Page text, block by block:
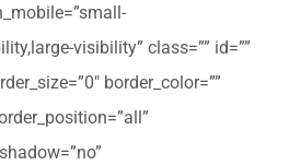
visibility” class=”” id=””
border_color=””